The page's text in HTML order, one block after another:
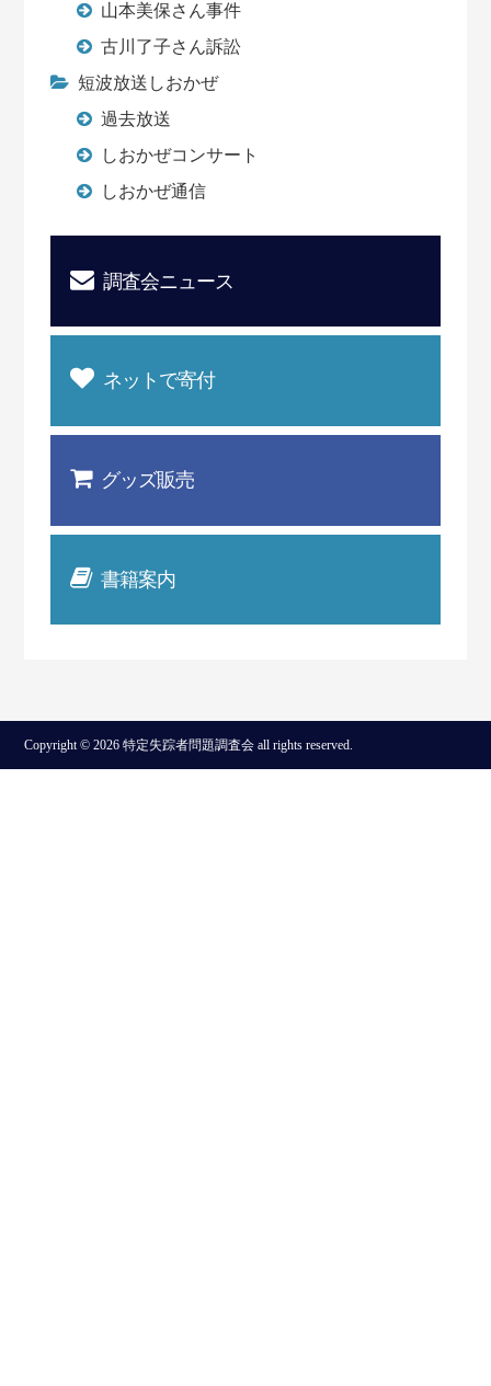
山本美保さん事件
古川了子さん訴訟
短波放送しおかぜ
過去放送
しおかぜコンサート
しおかぜ通信
調査会ニュース
ネットで寄付
グッズ販売
書籍案内
Copyright © 2026 特定失踪者問題調査会 all rights reserved.